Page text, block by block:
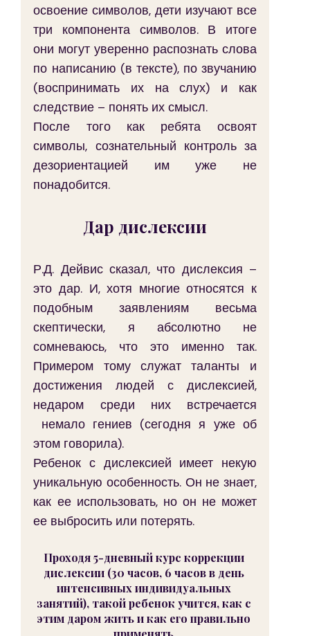
освоение символов, дети изучают все
три компонента символов. В итоге
они могут уверенно распознать слова
по написанию (в тексте), по звучанию
(воспринимать их на слух) и как
следствие – понять их смысл.
После того как ребята освоят
символы, сознательный контроль за
дезориентацией им уже не
понадобится.
Дар дислексии
Р.Д. Дейвис сказал, что дислексия –
это дар. И, хотя многие относятся к
подобным заявлениям весьма
скептически, я абсолютно не
сомневаюсь, что это именно так.
Примером тому служат таланты и
достижения людей с дислексией,
недаром среди них встречается
немало гениев (сегодня я уже об
этом говорила).
Ребенок с дислексией имеет некую
уникальную особенность. Он не знает,
как ее использовать, но он не может
ее выбросить или потерять.
Проходя 5-дневный курс коррекции
дислексии (30 часов, 6 часов в день
интенсивных индивидуальных
занятий), такой ребенок учится, как с
этим даром жить и как его правильно